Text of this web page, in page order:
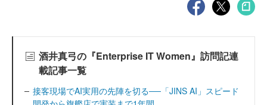
酒井真弓の『Enterprise IT Women』訪問記連
載記事一覧
接客現場でAI実用の先陣を切る──「JINS AI」スピード